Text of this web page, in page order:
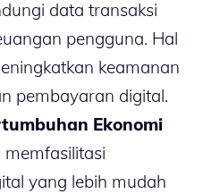
data transaksi
pengguna. Hal
keamanan
pembayaran digital.
Ekonomi
memfasilitasi
yang lebih mudah